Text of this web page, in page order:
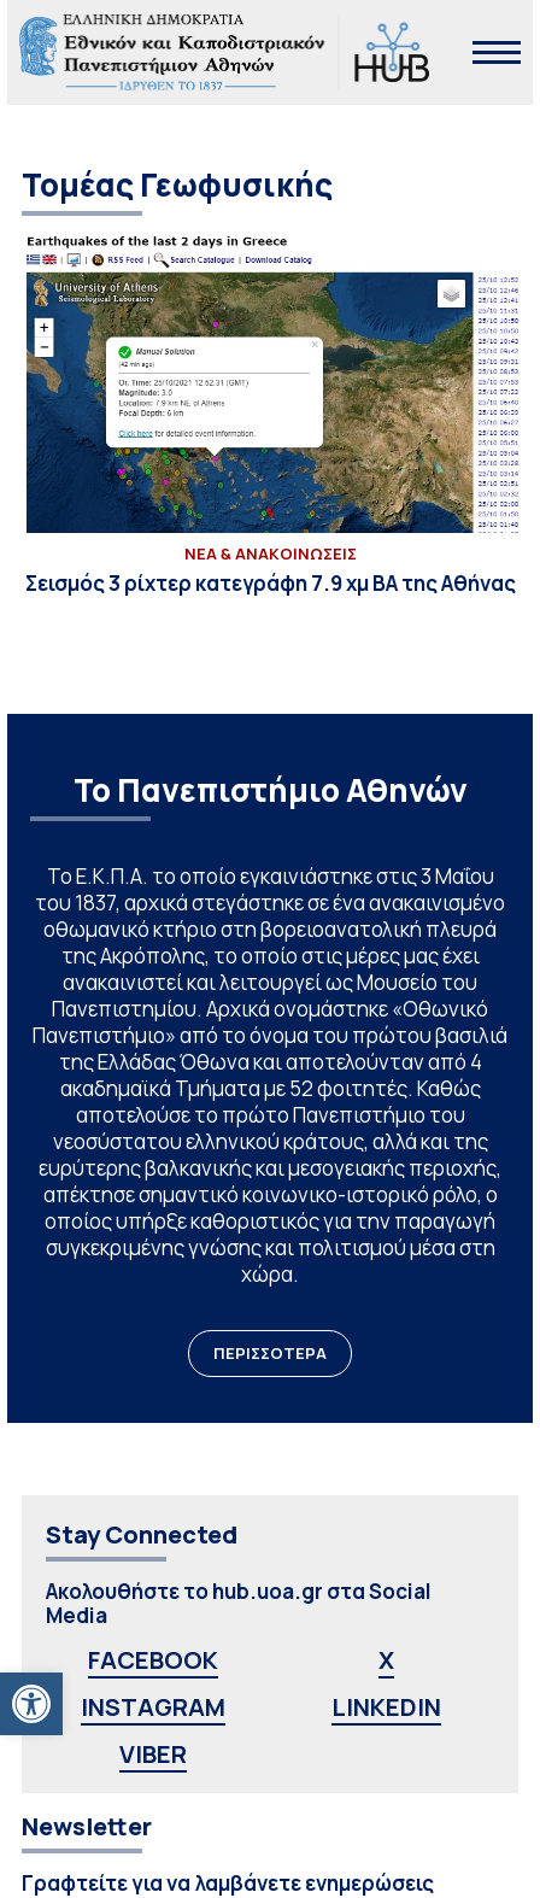
Ανοίξτε τη γραμμή εργαλείων
Τομέας Γεωφυσικής
ΝΕΑ & ΑΝΑΚΟΙΝΩΣΕΙΣ
Σεισμός 3 ρίχτερ κατεγράφη 7.9 χμ ΒΑ της Αθήνας
Το Πανεπιστήμιο Αθηνών
Το Ε.Κ.Π.Α. το οποίο εγκαινιάστηκε στις 3 Μαΐου
του 1837, αρχικά στεγάστηκε σε ένα ανακαινισμένο
οθωμανικό κτήριο στη βορειοανατολική πλευρά
της Ακρόπολης, το οποίο στις μέρες μας έχει
ανακαινιστεί και λειτουργεί ως Μουσείο του
Πανεπιστημίου. Αρχικά ονομάστηκε «Οθωνικό
Πανεπιστήμιο» από το όνομα του πρώτου βασιλιά
της Ελλάδας Όθωνα και αποτελούνταν από 4
ακαδημαϊκά Τμήματα με 52 φοιτητές. Καθώς
αποτελούσε το πρώτο Πανεπιστήμιο του
νεοσύστατου ελληνικού κράτους, αλλά και της
ευρύτερης βαλκανικής και μεσογειακής περιοχής,
απέκτησε σημαντικό κοινωνικο-ιστορικό ρόλο, ο
οποίος υπήρξε καθοριστικός για την παραγωγή
συγκεκριμένης γνώσης και πολιτισμού μέσα στη
χώρα.
ΠΕΡΙΣΣΟΤΕΡΑ
Stay Connected
Ακολουθήστε το hub.uoa.gr στα Social
Media
FACEBOOK
X
INSTAGRAM
LINKEDIN
VIBER
Newsletter
Γραφτείτε για να λαμβάνετε ενημερώσεις